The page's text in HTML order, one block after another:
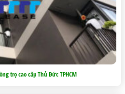
trọ cao cấp Thủ Đức TPHCM